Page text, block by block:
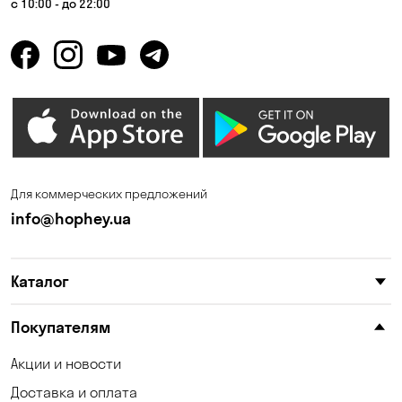
Горишние Плавни
Елизаветовка Зазимье
Калиновка
Киев
Княжичи
Котовка
с 10:00 - до 22:00
Для коммерческих предложений
info@hophey.ua
Каталог
Покупателям
Акции и новости
Доставка и оплата